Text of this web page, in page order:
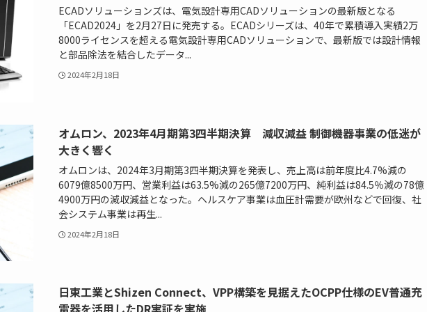
ECADソリューションズは、電気設計専用CADソリューションの最新版となる
「ECAD2024」を2月27日に発売する。ECADシリーズは、40年で累積導入実績2万
8000ライセンスを超える電気設計専用CADソリューションで、最新版では設計情報
と部品除法を結合したデータ...
2024年2月18日
オムロン、2023年4月期第3四半期決算 減収減益 制御機器事業の低迷が
大きく響く
オムロンは、2024年3月期第3四半期決算を発表し、売上高は前年度比4.7%減の
6079億8500万円、営業利益は63.5%減の265億7200万円、純利益は84.5％減の78億
4900万円の減収減益となった。ヘルスケア事業は血圧計需要が欧州などで回復、社
会システム事業は再生...
2024年2月18日
日東工業とShizen Connect、VPP構築を見据えたOCPP仕様のEV普通充